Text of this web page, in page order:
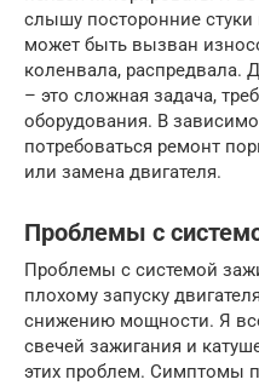
слышу посторонние стуки
может быть вызван
коленвала, распредвала.
– это сложная задача,
оборудования. В
потребоваться ремонт
или замена двигателя.
Проблемы с
Проблемы с системой
плохому запуску
снижению мощности. Я
свечей зажигания и
этих проблем. Симптомы